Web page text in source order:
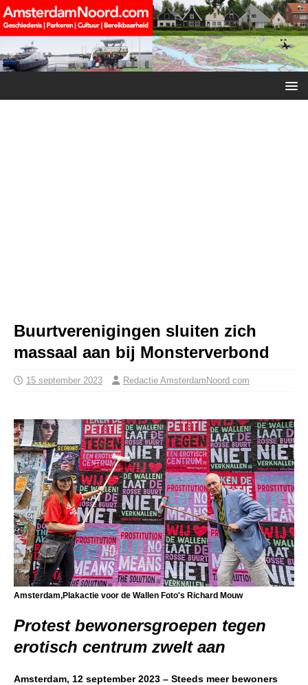
Buurtverenigingen sluiten zich
massaal aan bij Monsterverbond
15 september 2023 Redactie AmsterdamNoord com
Amsterdam,Plakactie voor de Wallen Foto's Richard Mouw
Protest bewonersgroepen tegen
erotisch centrum zwelt aan
Amsterdam, 12 september 2023 – Steeds meer bewoners